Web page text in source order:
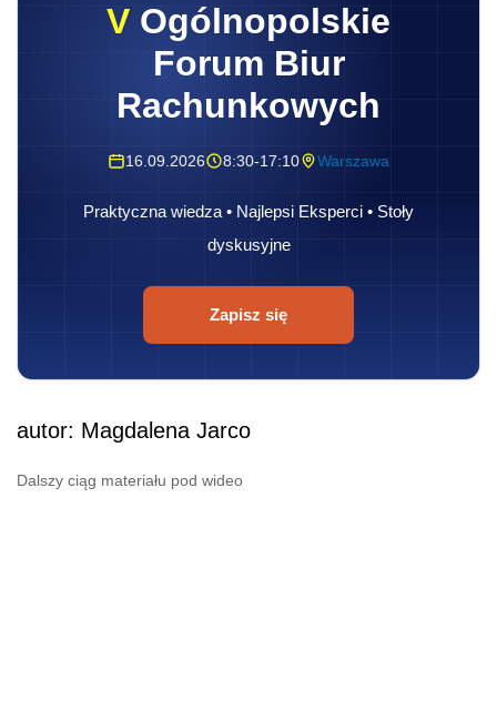
V Ogólnopolskie
Forum Biur
Rachunkowych
16.09.2026 8:30-17:10 Warszawa
Praktyczna wiedza • Najlepsi Eksperci • Stoły
dyskusyjne
Zapisz się
autor: Magdalena Jarco
Dalszy ciąg materiału pod wideo